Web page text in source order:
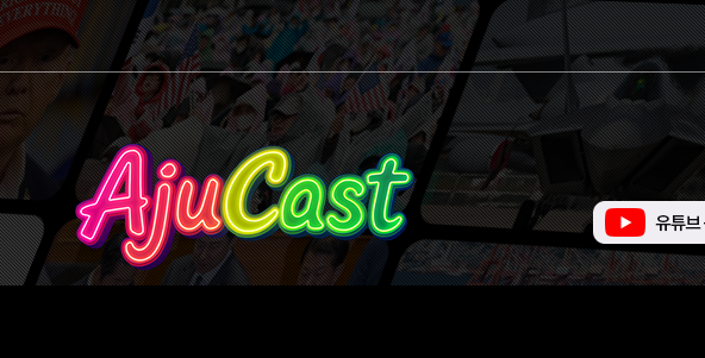
Ajucast
유
튜
브
바
로